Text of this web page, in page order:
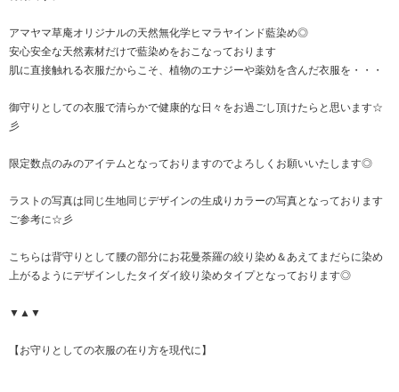
アマヤマ草庵オリジナルの天然無化学ヒマラヤインド藍染め◎
安心安全な天然素材だけで藍染めをおこなっております
肌に直接触れる衣服だからこそ、植物のエナジーや薬効を含んだ衣服を・・・
御守りとしての衣服で清らかで健康的な日々をお過ごし頂けたらと思います☆
彡
限定数点のみのアイテムとなっておりますのでよろしくお願いいたします◎
ラストの写真は同じ生地同じデザインの生成りカラーの写真となっております
ご参考に☆彡
こちらは背守りとして腰の部分にお花曼荼羅の絞り染め＆あえてまだらに染め
上がるようにデザインしたタイダイ絞り染めタイプとなっております◎
▼▲▼
【お守りとしての衣服の在り方を現代に】